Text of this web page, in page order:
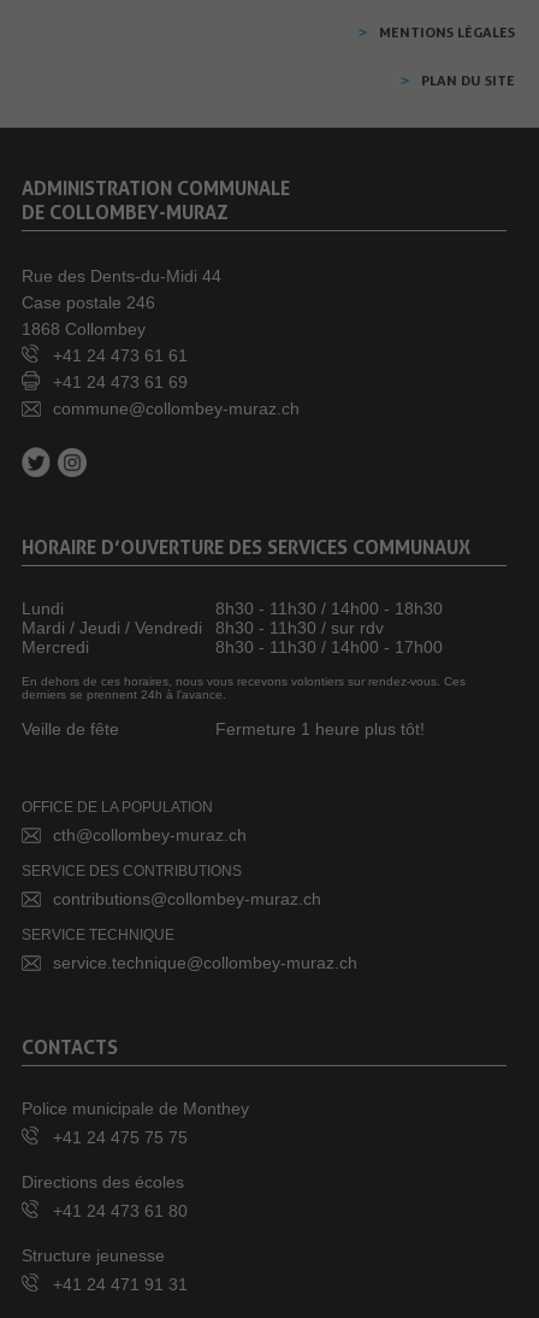
MENTIONS LÉGALES
PLAN DU SITE
ADMINISTRATION COMMUNALE
DE COLLOMBEY-MURAZ
Rue des Dents-du-Midi 44
Case postale 246
1868 Collombey
+41 24 473 61 61
+41 24 473 61 69
commune@collombey-muraz.ch
HORAIRE D’OUVERTURE DES SERVICES COMMUNAUX
Lundi
8h30 - 11h30 / 14h00 - 18h30
Mardi / Jeudi / Vendredi
8h30 - 11h30 / sur rdv
Mercredi
8h30 - 11h30 / 14h00 - 17h00
En dehors de ces horaires, nous vous recevons volontiers sur rendez-vous. Ces
derniers se prennent 24h à l’avance.
Veille de fête Fermeture 1 heure plus tôt!
OFFICE DE LA POPULATION
cth@collombey-muraz.ch
SERVICE DES CONTRIBUTIONS
contributions@collombey-muraz.ch
SERVICE TECHNIQUE
service.technique@collombey-muraz.ch
CONTACTS
Police municipale de Monthey
+41 24 475 75 75
Directions des écoles
+41 24 473 61 80
Structure jeunesse
+41 24 471 91 31